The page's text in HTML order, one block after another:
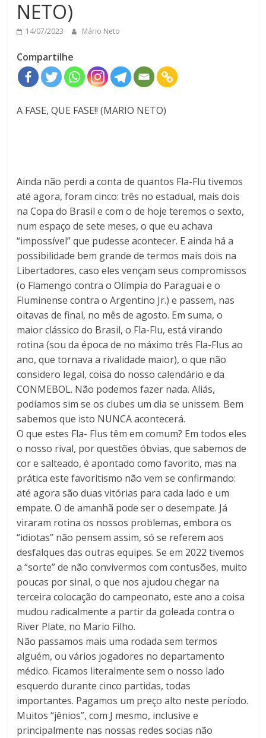
NETO)
14/07/2023 Mário Neto
Compartilhe
A FASE, QUE FASE!! (MARIO NETO)
Ainda não perdi a conta de quantos Fla-Flu tivemos
até agora, foram cinco: três no estadual, mais dois
na Copa do Brasil e com o de hoje teremos o sexto,
num espaço de sete meses, o que eu achava
“impossível” que pudesse acontecer. E ainda há a
possibilidade bem grande de termos mais dois na
Libertadores, caso eles vençam seus compromissos
(o Flamengo contra o Olímpia do Paraguai e o
Fluminense contra o Argentino Jr.) e passem, nas
oitavas de final, no mês de agosto. Em suma, o
maior clássico do Brasil, o Fla-Flu, está virando
rotina (sou da época de no máximo três Fla-Flus ao
ano, que tornava a rivalidade maior), o que não
considero legal, coisa do nosso calendário e da
CONMEBOL. Não podemos fazer nada. Aliás,
podíamos sim se os clubes um dia se unissem. Bem
sabemos que isto NUNCA acontecerá.
O que estes Fla- Flus têm em comum? Em todos eles
o nosso rival, por questões óbvias, que sabemos de
cor e salteado, é apontado como favorito, mas na
prática este favoritismo não vem se confirmando:
até agora são duas vitórias para cada lado e um
empate. O de amanhã pode ser o desempate. Já
viraram rotina os nossos problemas, embora os
“idiotas” não pensem assim, só se referem aos
desfalques das outras equipes. Se em 2022 tivemos
a “sorte” de não convivermos com contusões, muito
poucas por sinal, o que nos ajudou chegar na
terceira colocação do campeonato, este ano a coisa
mudou radicalmente a partir da goleada contra o
River Plate, no Mario Filho.
Não passamos mais uma rodada sem termos
alguém, ou vários jogadores no departamento
médico. Ficamos literalmente sem o nosso lado
esquerdo durante cinco partidas, todas
importantes. Pagamos um preço alto neste período.
Muitos “jênios”, com J mesmo, inclusive e
principalmente nas nossas redes socias não